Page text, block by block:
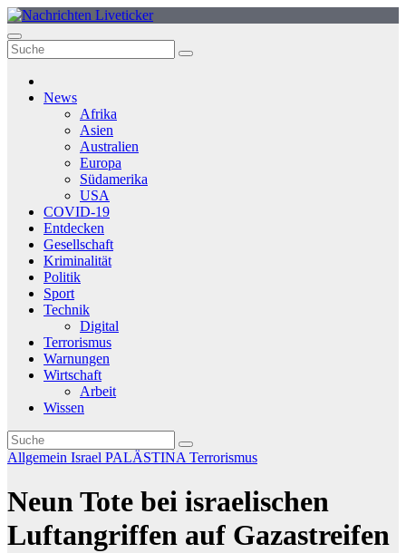
Zum
Inhalt
springen
News
Afrika
Asien
Australien
Europa
Südamerika
USA
COVID-19
Entdecken
Gesellschaft
Kriminalität
Politik
Sport
Technik
Digital
Terrorismus
Warnungen
Wirtschaft
Arbeit
Wissen
Allgemein Israel PALÄSTINA Terrorismus
Neun Tote bei israelischen
Luftangriffen auf Gazastreifen